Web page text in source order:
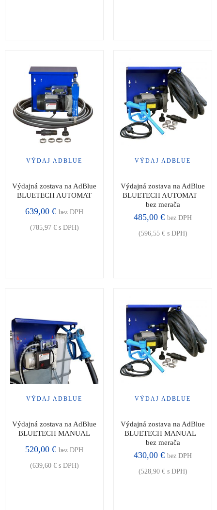
VÝDAJ ADBLUE
Výdajná zostava na AdBlue
BLUETECH AUTOMAT
639,00 € bez DPH
(785,97 €s DPH)
VÝDAJ ADBLUE
Výdajná zostava na AdBlue
BLUETECH AUTOMAT –
bez merača
485,00 € bez DPH
(596,55 €s DPH)
VÝDAJ ADBLUE
Výdajná zostava na AdBlue
BLUETECH MANUAL
520,00 € bez DPH
(639,60 €s DPH)
VÝDAJ ADBLUE
Výdajná zostava na AdBlue
BLUETECH MANUAL –
bez merača
430,00 € bez DPH
(528,90 €s DPH)